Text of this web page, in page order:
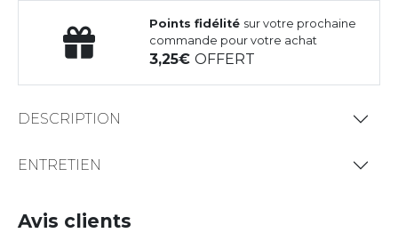
Points fidélité sur votre prochaine
commande pour votre achat
3,25OFFERT
DESCRIPTION
ENTRETIEN
Avis clients